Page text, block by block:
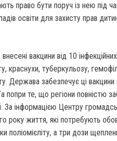
право бути поруч із нею під
освіти для захисту прав
вакцини від 10 інфекційних
краснухи, туберкульозу,
Держава забезпечує ці
те, що регіони повністю
За інформацією Центру
року життя, які потребують
поліомієліту, а три дози